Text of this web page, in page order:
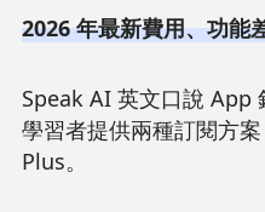
2026 年最新費用、功能
Speak AI 英文口說 App
學習者提供兩種訂閱方
Plus。